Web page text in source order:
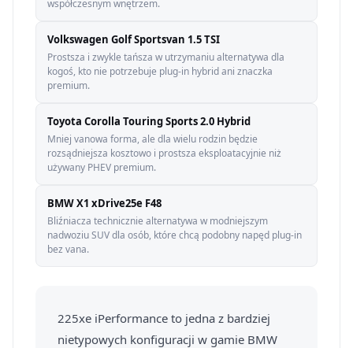
współczesnym wnętrzem.
Volkswagen Golf Sportsvan 1.5 TSI
Prostsza i zwykle tańsza w utrzymaniu alternatywa dla
kogoś, kto nie potrzebuje plug-in hybrid ani znaczka
premium.
Toyota Corolla Touring Sports 2.0 Hybrid
Mniej vanowa forma, ale dla wielu rodzin będzie
rozsądniejsza kosztowo i prostsza eksploatacyjnie niż
używany PHEV premium.
BMW X1 xDrive25e F48
Bliźniacza technicznie alternatywa w modniejszym
nadwoziu SUV dla osób, które chcą podobny napęd plug-in
bez vana.
225xe iPerformance to jedna z bardziej
nietypowych konfiguracji w gamie BMW